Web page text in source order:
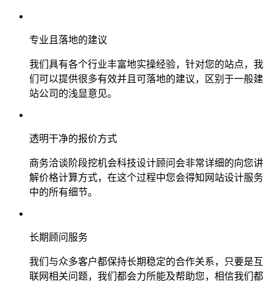
专业且落地的建议
我们具有各个行业丰富地实操经验，针对您的站点，我
们可以提供很多有效并且可落地的建议，区别于一般建
站公司的浅显意见。
透明干净的报价方式
商务洽谈阶段挖机会科技设计顾问会非常详细的向您讲
解价格计算方式，在这个过程中您会得知网站设计服务
中的所有细节。
长期顾问服务
我们与众多客户都保持长期稳定的合作关系，只要是互
联网相关问题，我们都会力所能及帮助您，相信我们都